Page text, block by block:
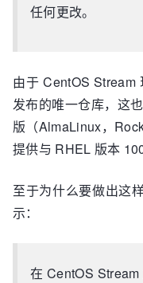
任何更改。
由于 CentOS
发布的唯一仓库，这
版（AlmaLinux，
提供与 RHEL 版本
至于为什么要做出这
示：
在 CentOS